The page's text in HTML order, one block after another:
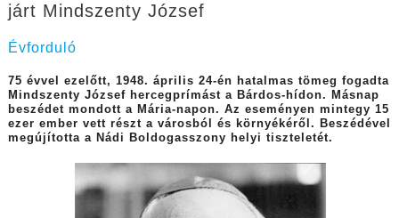
járt Mindszenty József
Évforduló
75 évvel ezelőtt, 1948. április 24-én hatalmas tömeg fogadta
Mindszenty József hercegprímást a Bárdos-hídon. Másnap
beszédet mondott a Mária-napon. Az eseményen mintegy 15
ezer ember vett részt a városból és környékéről. Beszédével
megújította a Nádi Boldogasszony helyi tiszteletét.